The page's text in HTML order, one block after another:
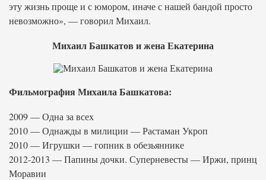
эту жизнь проще и с юмором, иначе с нашей бандой просто
невозможно», — говорил Михаил.
Михаил Башкатов и жена Екатерина
Фильмография Михаила Башкатова:
2009 — Одна за всех
2010 — Однажды в милиции — Растаман Укроп
2010 — Игрушки — гопник в обезьяннике
2012-2013 — Папины дочки. Суперневесты — Иржи, принц
Моравии